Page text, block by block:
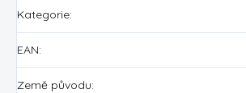
Kategorie:
EAN:
Země původu: